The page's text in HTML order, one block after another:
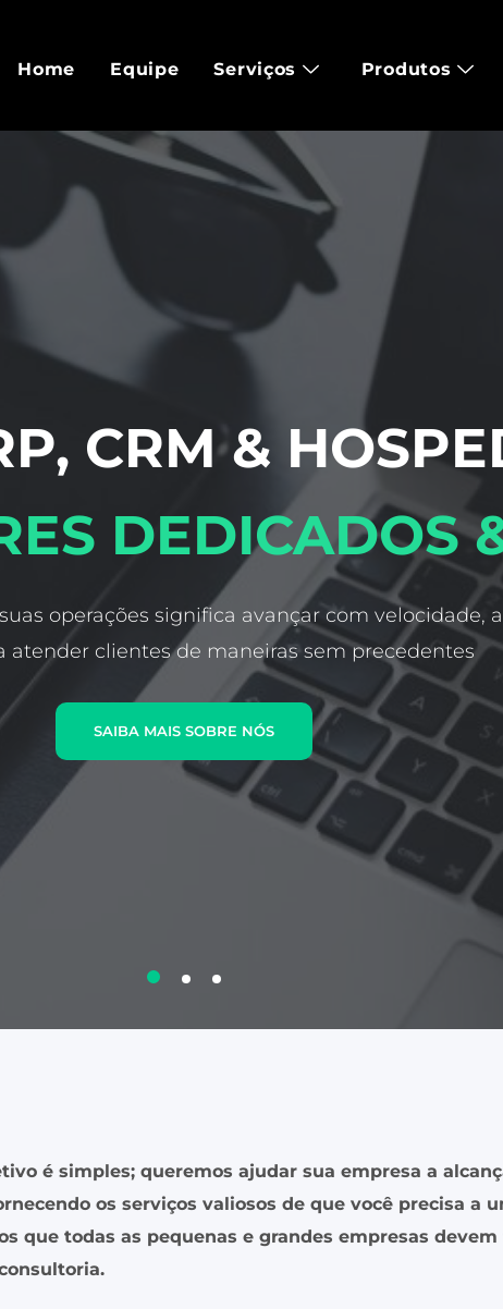
Home Equipe Serviços Produtos
CRM &
DEDICADOS
operações significa avançar com velocidade,
atender clientes de maneiras sem precedentes
SAIBA MAIS SOBRE NÓS
é simples; queremos ajudar sua empresa a
os serviços valiosos de que você precisa a
que todas as pequenas e grandes empresas devem